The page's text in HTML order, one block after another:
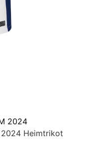
2024
2024 Heimtrikot